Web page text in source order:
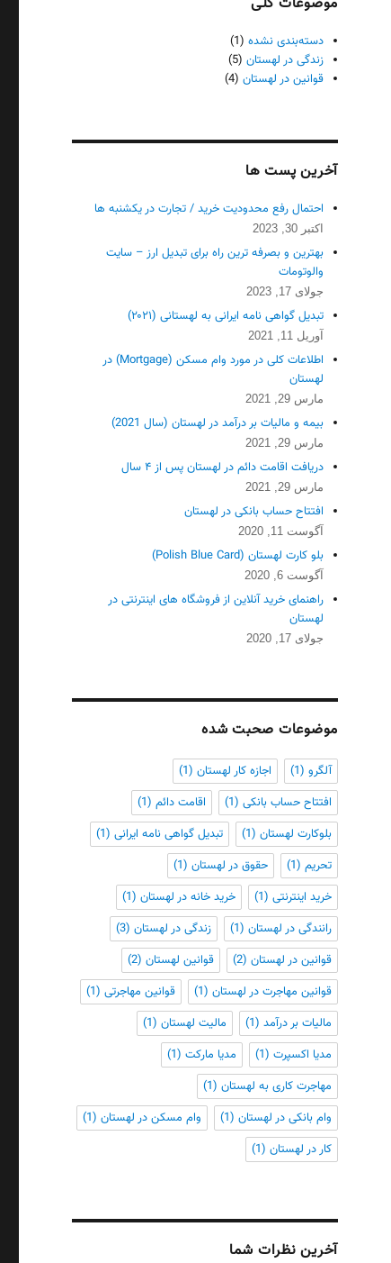
دسته‌بندی نشده (1)
زندگی در لهستان (5)
قوانین در لهستان (4)
آخرین پست ها
احتمال رفع محدودیت خرید / تجارت در یکشنبه ها
اکتبر 30, 2023
بهترین و بصرفه ترین راه برای تبدیل ارز – سایت
والوتومات
جولای 17, 2023
تبدیل گواهی نامه ایرانی به لهستانی (۲۰۲۱)
آوریل 11, 2021
اطلاعات کلی در مورد وام مسکن (Mortgage) در
لهستان
مارس 29, 2021
بیمه و مالیات بر درآمد در لهستان (سال 2021)
مارس 29, 2021
دریافت اقامت دائم در لهستان پس از ۴ سال
مارس 29, 2021
افتتاح حساب بانکی در لهستان
آگوست 11, 2020
بلو کارت لهستان (Polish Blue Card)
آگوست 6, 2020
راهنمای خرید آنلاین از فروشگاه های اینترنتی در
لهستان
جولای 17, 2020
موضوعات صحبت شده
آلگرو(1) اجازه کار لهستان(1)
افتتاح حساب بانکی(1) اقامت دائم(1)
بلوکارت لهستان(1) تبدیل گواهی نامه ایرانی(1)
تحریم(1) حقوق در لهستان(1)
خرید اینترنتی(1) خرید خانه در لهستان(1)
رانندگی در لهستان(1) زندگی در لهستان(3)
قوانین در لهستان(2) قوانین لهستان(2)
قوانین مهاجرت در لهستان(1) قوانین مهاجرتی(1)
مالیات بر درآمد(1) مالیت لهستان(1)
مدیا اکسپرت(1) مدیا مارکت(1)
مهاجرت کاری به لهستان(1)
وام بانکی در لهستان(1) وام مسکن در لهستان(1)
کار در لهستان(1)
آخرین نظرات شما